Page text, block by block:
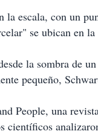
la escala, con un
se ubican en
la sombra de
pequeño,
People, una
científicos